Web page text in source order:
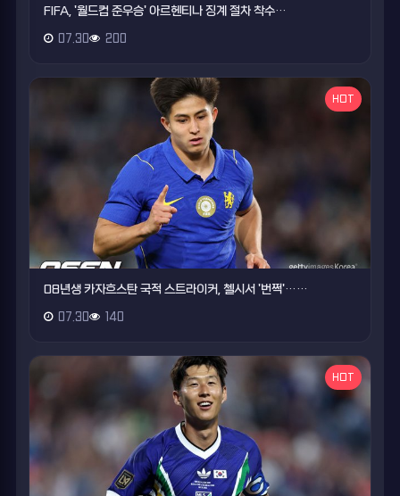
FIFA, '월드컵 준우승' 아르헨티나 징계 절차 착수…
07.30 200
HOT
08년생 카자흐스탄 국적 스트라이커, 첼시서 '번쩍'……
07.30 140
HOT